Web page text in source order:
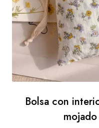
Bolsa con